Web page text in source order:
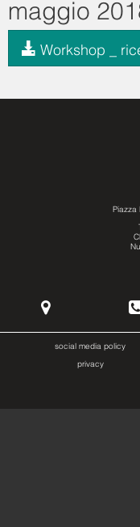
maggio
Workshop _
Piazza
social media policy
privacy